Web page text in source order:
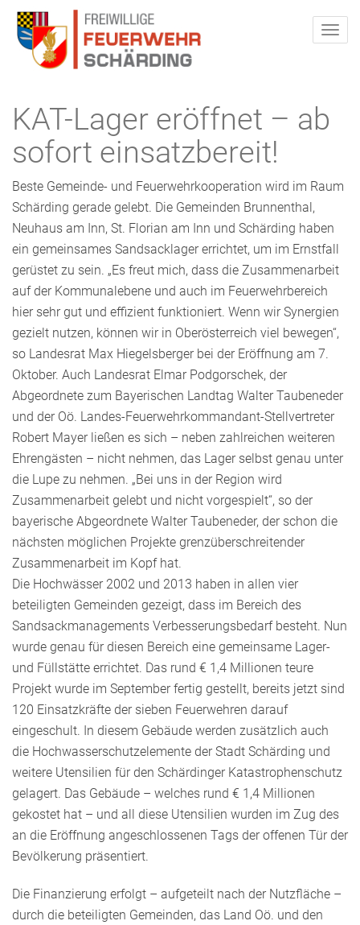
KAT-Lager eröffnet – ab
sofort einsatzbereit!
Beste Gemeinde- und Feuerwehrkooperation wird im Raum
Schärding gerade gelebt. Die Gemeinden Brunnenthal,
Neuhaus am Inn, St. Florian am Inn und Schärding haben
ein gemeinsames Sandsacklager errichtet, um im Ernstfall
gerüstet zu sein. „Es freut mich, dass die Zusammenarbeit
auf der Kommunalebene und auch im Feuerwehrbereich
hier sehr gut und effizient funktioniert. Wenn wir Synergien
gezielt nutzen, können wir in Oberösterreich viel bewegen“,
so Landesrat Max Hiegelsberger bei der Eröffnung am 7.
Oktober. Auch Landesrat Elmar Podgorschek, der
Abgeordnete zum Bayerischen Landtag Walter Taubeneder
und der Oö. Landes-Feuerwehrkommandant-Stellvertreter
Robert Mayer ließen es sich – neben zahlreichen weiteren
Ehrengästen – nicht nehmen, das Lager selbst genau unter
die Lupe zu nehmen. „Bei uns in der Region wird
Zusammenarbeit gelebt und nicht vorgespielt“, so der
bayerische Abgeordnete Walter Taubeneder, der schon die
nächsten möglichen Projekte grenzüberschreitender
Zusammenarbeit im Kopf hat.
Die Hochwässer 2002 und 2013 haben in allen vier
beteiligten Gemeinden gezeigt, dass im Bereich des
Sandsackmanagements Verbesserungsbedarf besteht. Nun
wurde genau für diesen Bereich eine gemeinsame Lager-
und Füllstätte errichtet. Das rund € 1,4 Millionen teure
Projekt wurde im September fertig gestellt, bereits jetzt sind
120 Einsatzkräfte der sieben Feuerwehren darauf
eingeschult. In diesem Gebäude werden zusätzlich auch
die Hochwasserschutzelemente der Stadt Schärding und
weitere Utensilien für den Schärdinger Katastrophenschutz
gelagert. Das Gebäude – welches rund € 1,4 Millionen
gekostet hat – und all diese Utensilien wurden im Zug des
an die Eröffnung angeschlossenen Tags der offenen Tür der
Bevölkerung präsentiert.
Die Finanzierung erfolgt – aufgeteilt nach der Nutzfläche –
durch die beteiligten Gemeinden, das Land Oö. und den